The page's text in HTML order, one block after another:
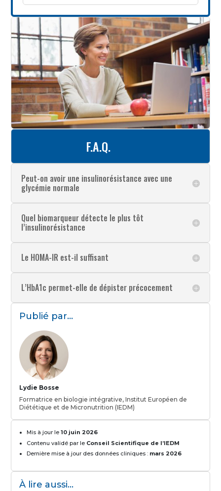
F.A.Q.
Peut-on avoir une insulinorésistance avec une
glycémie normale
Quel biomarqueur détecte le plus tôt
l’insulinorésistance
Le HOMA-IR est-il suffisant
L’HbA1c permet-elle de dépister précocement
Publié par...
Lydie Bosse
Formatrice en biologie intégrative, Institut Européen de
Diététique et de Micronutrition (IEDM)
Mis à jour le10 juin 2026
Contenu validé par le Conseil Scientifique de l’IEDM
Dernière mise à jour des données cliniques : mars 2026
À lire aussi...